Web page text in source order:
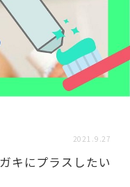
HAREL
活用事例
2021.9.27
キにプラスしたい